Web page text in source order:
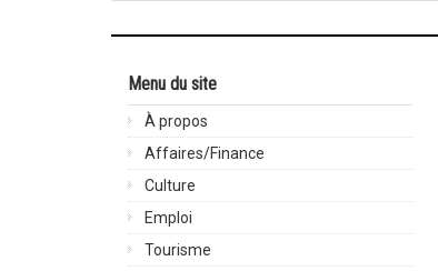
Menu du site
À propos
Affaires/Finance
Culture
Emploi
Tourisme